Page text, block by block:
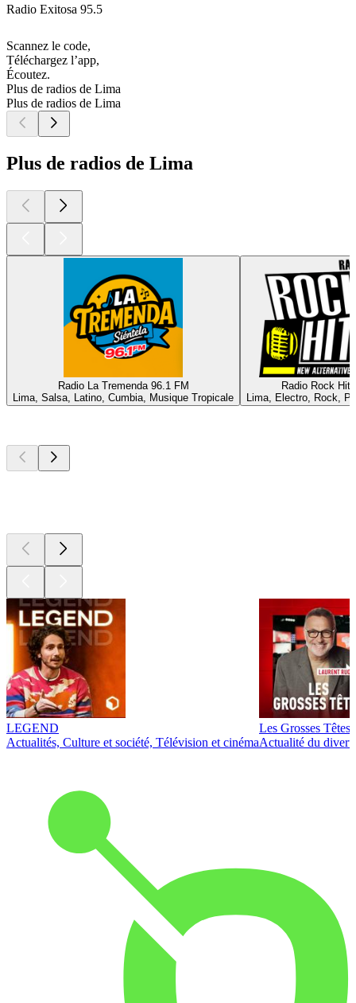
Radio Exitosa 95.5
Scannez le code,
Téléchargez l’app,
Écoutez.
Plus de radios de Lima
Plus de radios de Lima
Plus de radios de Lima
Radio La Tremenda 96.1 FM
Lima, Salsa, Latino, Cumbia, Musique Tropicale
Radio Rock Hits
Lima, Electro, Rock,
LEGEND
Actualités, Culture et société, Télévision et cinéma
Les Grosses Têtes
Actualité du